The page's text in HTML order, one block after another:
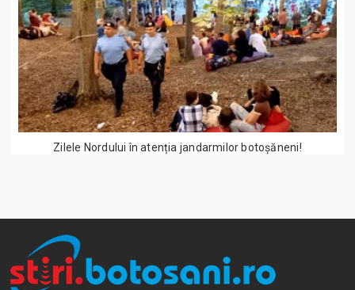
Zilele Nordului în atenția jandarmilor botoșăneni!